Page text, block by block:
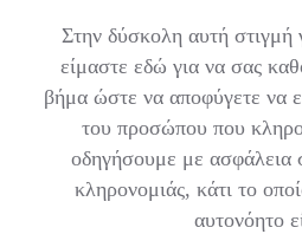
Στην δύσκολη αυτή στιγμή
είμαστε εδώ για να σας
βήμα ώστε να αποφύγετε να
του προσώπου που
οδηγήσουμε με ασφάλεια
κληρονομιάς, κάτι το
αυτονόητο